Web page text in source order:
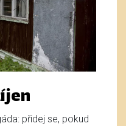
přidej se, pokud